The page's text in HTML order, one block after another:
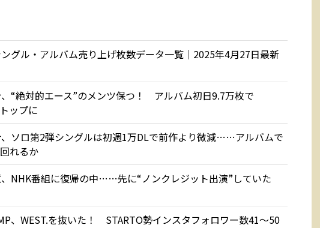
グル・アルバム売り上げ枚数データ一覧｜2025年4月27日最新
“絶対的エース”のメンツ保つ！ アルバム初日9.7万枚で
ップに
ソロ第2弾シングルは初週1万DLで前作より微減……アルバムで
れるか
NHK番組に復帰の中……先に“ノンクレジット出演”していた
、WEST.を抜いた！ STARTO勢インスタフォロワー数41～50